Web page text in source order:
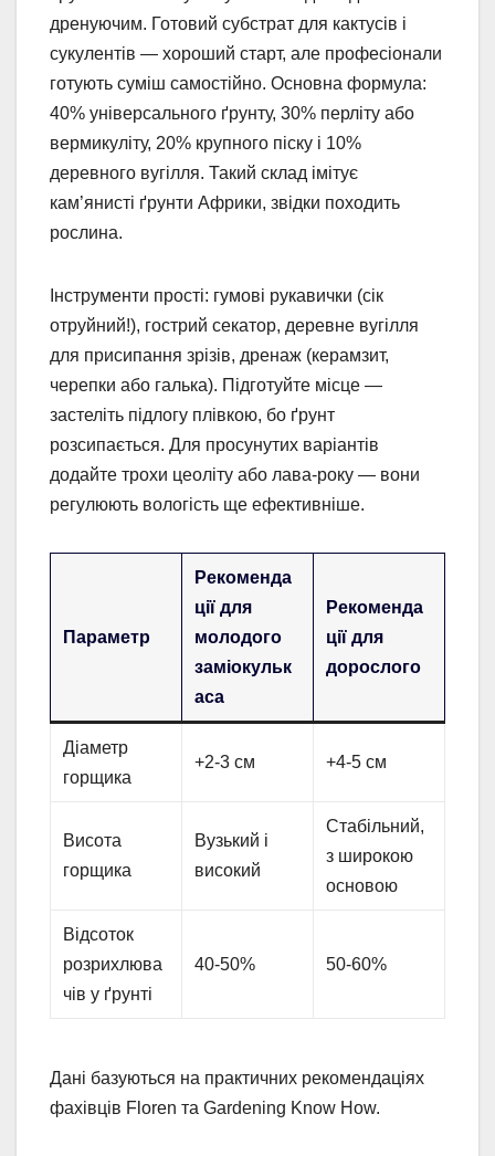
дренуючим. Готовий субстрат для кактусів і
сукулентів — хороший старт, але професіонали
готують суміш самостійно. Основна формула:
40% універсального ґрунту, 30% перліту або
вермикуліту, 20% крупного піску і 10%
деревного вугілля. Такий склад імітує
кам’янисті ґрунти Африки, звідки походить
рослина.
Інструменти прості: гумові рукавички (сік
отруйний!), гострий секатор, деревне вугілля
для присипання зрізів, дренаж (керамзит,
черепки або галька). Підготуйте місце —
застеліть підлогу плівкою, бо ґрунт
розсипається. Для просунутих варіантів
додайте трохи цеоліту або лава-року — вони
регулюють вологість ще ефективніше.
Параметр
Рекоменда
ції для
молодого
заміокульк
аса
Рекоменда
ції для
дорослого
Діаметр
горщика
+2-3 см +4-5 см
Висота
горщика
Вузький і
високий
Стабільний,
з широкою
основою
Відсоток
розрихлюва
чів у ґрунті
40-50% 50-60%
Дані базуються на практичних рекомендаціях
фахівців Floren та Gardening Know How.